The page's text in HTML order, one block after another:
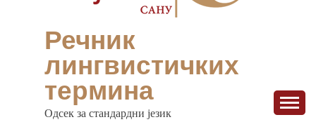
Речник
лингвистичких
термина
Одсек за стандардни језик